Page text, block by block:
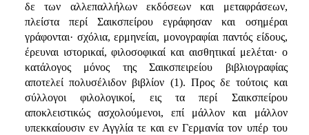
δε των αλλεπαλλήλων εκδόσεων και μεταφράσεων,
πλείστα περί Σαικσπείρου εγράφησαν και οσημέραι
γράφονται· σχόλια, ερμηνείαι, μονογραφίαι παντός είδους,
έρευναι ιστορικαί, φιλοσοφικαί και αισθητικαί μελέται· ο
κατάλογος μόνος της Σαικσπειρείου βιβλιογραφίας
αποτελεί πολυσέλιδον βιβλίον (1). Προς δε τούτοις και
σύλλογοι φιλολογικοί, εις τα περί Σαικσπείρου
αποκλειστικώς ασχολούμενοι, επί μάλλον και μάλλον
υπεκκαίουσιν εν Αγγλία τε και εν Γερμανία τον υπέρ του